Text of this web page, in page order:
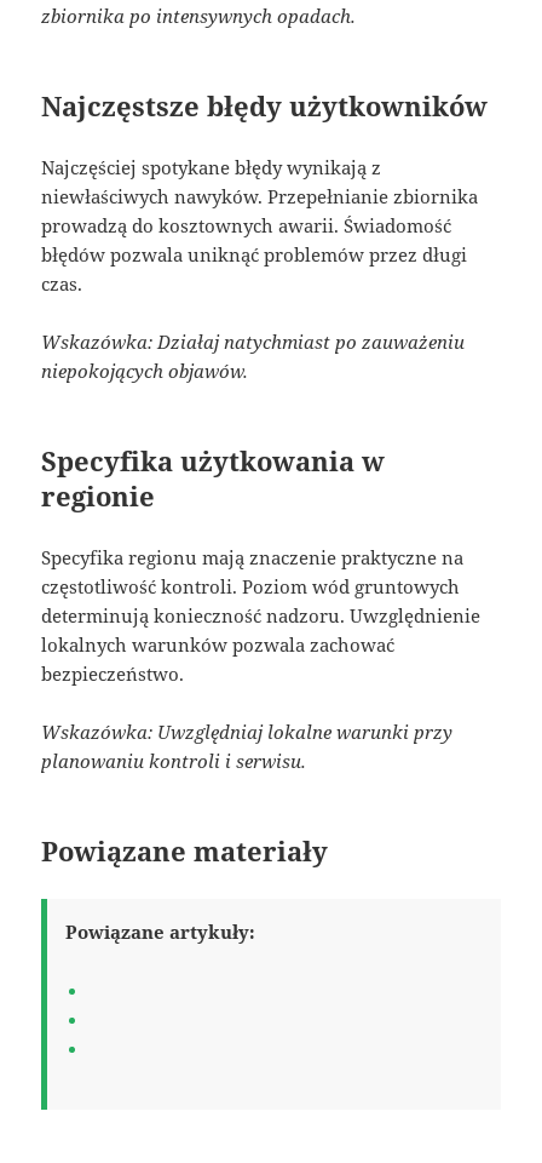
zbiornika po intensywnych opadach.
Najczęstsze błędy użytkowników
Najczęściej spotykane błędy wynikają z
niewłaściwych nawyków. Przepełnianie zbiornika
prowadzą do kosztownych awarii. Świadomość
błędów pozwala uniknąć problemów przez długi
czas.
Wskazówka: Działaj natychmiast po zauważeniu
niepokojących objawów.
Specyfika użytkowania w
regionie
Specyfika regionu mają znaczenie praktyczne na
częstotliwość kontroli. Poziom wód gruntowych
determinują konieczność nadzoru. Uwzględnienie
lokalnych warunków pozwala zachować
bezpieczeństwo.
Wskazówka: Uwzględniaj lokalne warunki przy
planowaniu kontroli i serwisu.
Powiązane materiały
Powiązane artykuły: